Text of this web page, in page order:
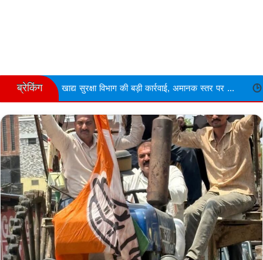
ब्रेकिंग
विभाग की बड़ी कार्रवाई, अमानक स्तर पर ... Narmdapuram